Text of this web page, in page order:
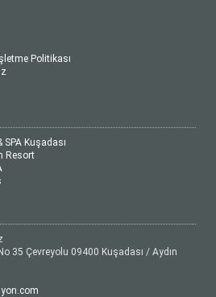
Politikası
Kuşadası
Resort
35 Çevreyolu 09400 Kuşadası / Aydın